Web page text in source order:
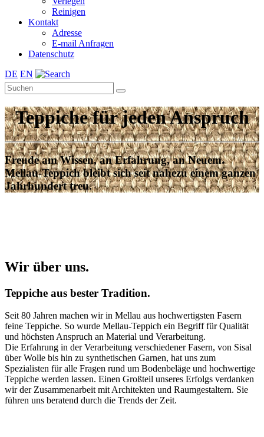
Reinigen
Kontakt
Adresse
E-mail Anfragen
Datenschutz
DE EN
Teppiche für jeden Anspruch
Freude am Wissen, an Erfahrung, an Neuem.
Mellau-Teppich bleibt sich seit nahezu einem ganzen
Jahrhundert treu.
Wir über uns.
Teppiche aus bester Tradition.
Seit 80 Jahren machen wir in Mellau aus hochwertigsten Fasern
feine Teppiche. So wurde Mellau-Teppich ein Begriff für Qualität
und höchsten Anspruch an Material und Verarbeitung.
Die Erfahrung in der Verarbeitung verschiedener Fasern, von Sisal
über Wolle bis hin zu synthetischen Garnen, hat uns zum
Spezialisten für alle Fragen rund um Bodenbeläge und hochwertige
Teppiche werden lassen. Einen Großteil unseres Erfolgs verdanken
wir der Zusammenarbeit mit Architekten und Raumgestaltern. Sie
führen uns beratend durch die Trends der Zeit.